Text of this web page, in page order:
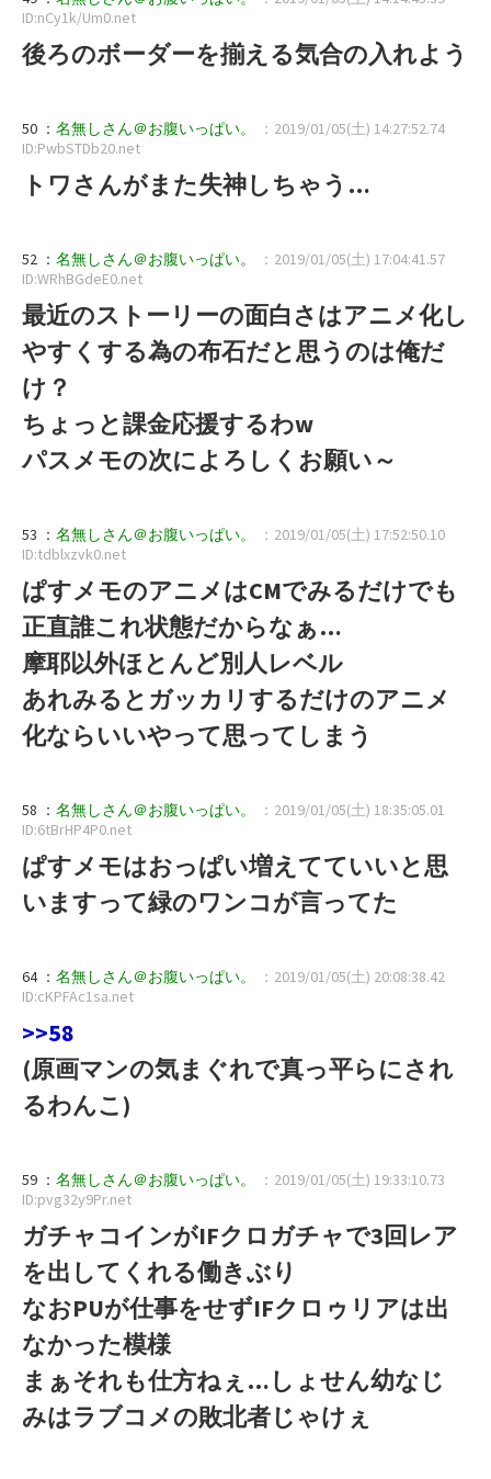
ID:nCy1k/Um0.net
後ろのボーダーを揃える気合の入れよう
50 ： 名無しさん＠お腹いっぱい。
：2019/01/05(土) 14:27:52.74
ID:PwbSTDb20.net
トワさんがまた失神しちゃう…
52 ： 名無しさん＠お腹いっぱい。
：2019/01/05(土) 17:04:41.57
ID:WRhBGdeE0.net
最近のストーリーの面白さはアニメ化し
やすくする為の布石だと思うのは俺だ
け？
ちょっと課金応援するわw
パスメモの次によろしくお願い～
53 ： 名無しさん＠お腹いっぱい。
：2019/01/05(土) 17:52:50.10
ID:tdblxzvk0.net
ぱすメモのアニメはCMでみるだけでも
正直誰これ状態だからなぁ…
摩耶以外ほとんど別人レベル
あれみるとガッカリするだけのアニメ
化ならいいやって思ってしまう
58 ： 名無しさん＠お腹いっぱい。
：2019/01/05(土) 18:35:05.01
ID:6tBrHP4P0.net
ぱすメモはおっぱい増えてていいと思
いますって緑のワンコが言ってた
64 ： 名無しさん＠お腹いっぱい。
：2019/01/05(土) 20:08:38.42
ID:cKPFAc1sa.net
>>58
(原画マンの気まぐれで真っ平らにされ
るわんこ)
59 ： 名無しさん＠お腹いっぱい。
：2019/01/05(土) 19:33:10.73
ID:pvg32y9Pr.net
ガチャコインがIFクロガチャで3回レア
を出してくれる働きぶり
なおPUが仕事をせずIFクロゥリアは出
なかった模様
まぁそれも仕方ねぇ…しょせん幼なじ
みはラブコメの敗北者じゃけぇ